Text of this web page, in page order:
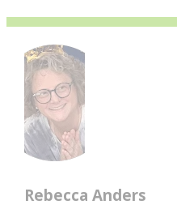
Rebecca Anders